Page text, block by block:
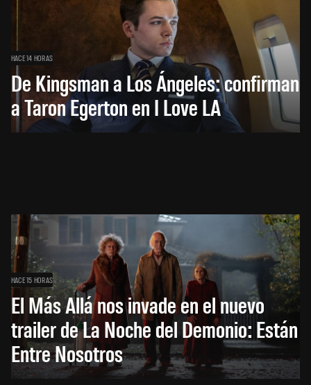
HACE 14 HORAS
De Kingsman a Los Ángeles: confirman
a Taron Egerton en I Love LA
HACE 15 HORAS
El Más Allá nos invade en el nuevo
trailer de La Noche del Demonio: Están
Entre Nosotros